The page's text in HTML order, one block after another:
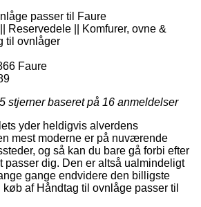
passer til Faure
Reservedele || Komfurer, ovne &
til ovnlåger
Faure
stjerner baseret på 16 anmeldelser
yder heldigvis alverdens
mest moderne er på nuværende
og så kan du bare gå forbi efter
passer dig. Den er altså ualmindeligt
gange endvidere den billigste
af Håndtag til ovnlåge passer til